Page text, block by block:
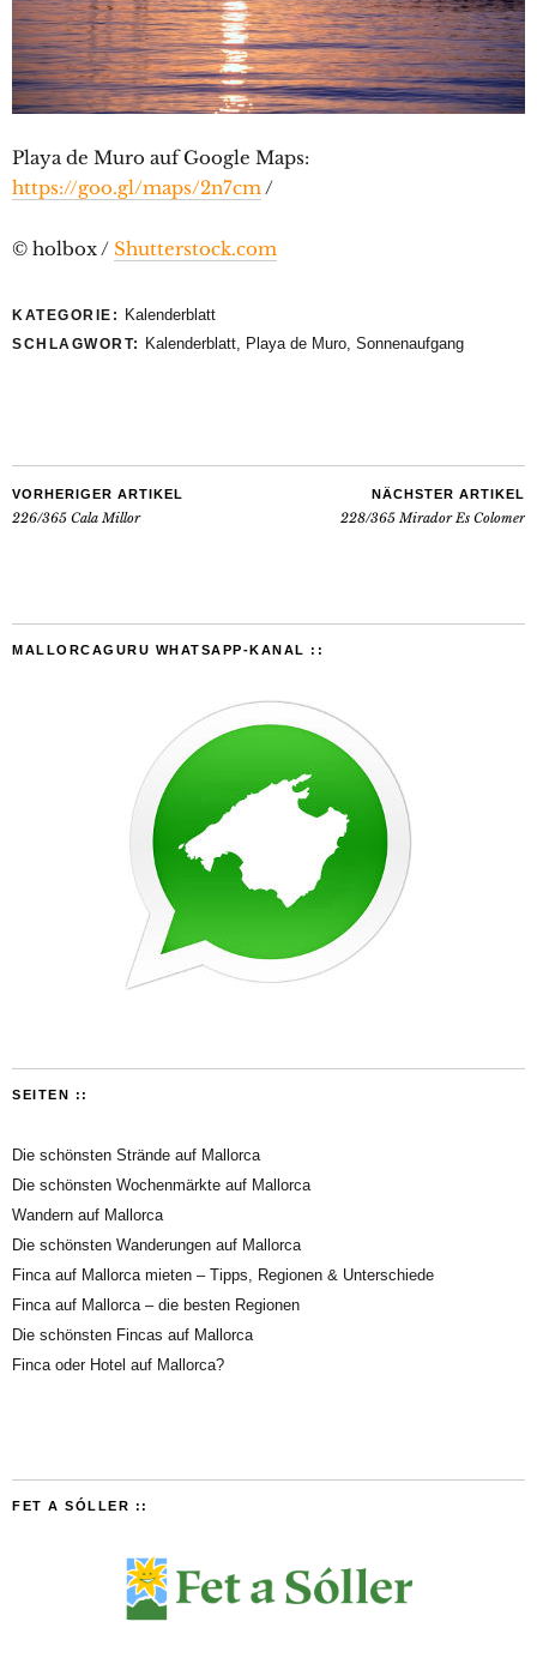
Playa de Muro auf Google Maps:
https://goo.gl/maps/2n7cm/
© holbox / Shutterstock.com
KATEGORIE: Kalenderblatt
SCHLAGWORT: Kalenderblatt, Playa de Muro, Sonnenaufgang
VORHERIGER ARTIKEL
226/365 Cala Millor
NÄCHSTER ARTIKEL
228/365 Mirador Es Colomer
MALLORCAGURU WHATSAPP-KANAL ::
SEITEN ::
Die schönsten Strände auf Mallorca
Die schönsten Wochenmärkte auf Mallorca
Wandern auf Mallorca
Die schönsten Wanderungen auf Mallorca
Finca auf Mallorca mieten – Tipps, Regionen & Unterschiede
Finca auf Mallorca – die besten Regionen
Die schönsten Fincas auf Mallorca
Finca oder Hotel auf Mallorca?
FET A SÓLLER ::